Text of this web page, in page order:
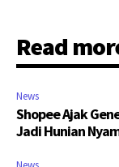
Read
News
Shopee Ajak
Jadi Hunian